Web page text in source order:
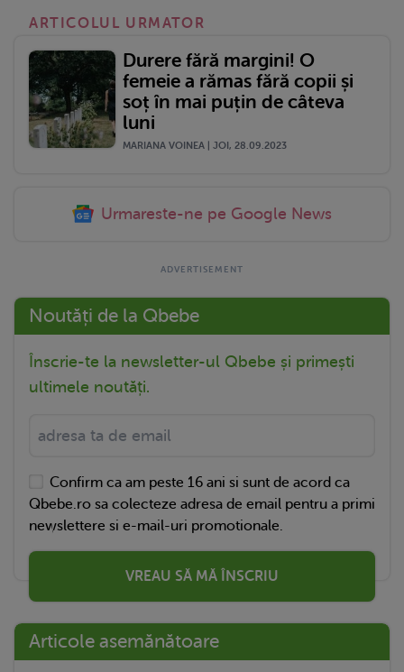
ARTICOLUL URMATOR
Durere fără margini! O
femeie a rămas fără copii și
soț în mai puțin de câteva
luni
MARIANA VOINEA | JOI, 28.09.2023
Urmareste-ne pe Google News
Noutăți de la Qbebe
Înscrie-te la newsletter-ul Qbebe și primești
ultimele noutăți.
Confirm ca am peste 16 ani si sunt de acord ca
Qbebe.ro sa colecteze adresa de email pentru a primi
newslettere si e-mail-uri promotionale.
VREAU SĂ MĂ ÎNSCRIU
Articole asemănătoare